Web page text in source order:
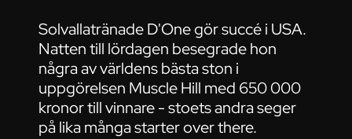
Solvallatränade D'One gör succé i USA.
Natten till lördagen besegrade hon
några av världens bästa ston i
uppgörelsen Muscle Hill med 650 000
kronor till vinnare - stoets andra seger
på lika många starter over there.